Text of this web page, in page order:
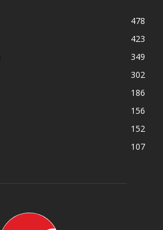
478
423
349
302
186
156
152
107